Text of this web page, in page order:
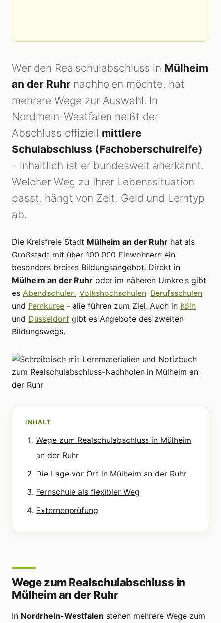
Wer den Realschulabschluss in Mülheim
an der Ruhr nachholen möchte, hat
mehrere Wege zur Auswahl. In
Nordrhein-Westfalen heißt der
Abschluss offiziell mittlere
Schulabschluss (Fachoberschulreife)
- inhaltlich ist er bundesweit anerkannt.
Welcher Weg zu Ihrer Lebenssituation
passt, hängt von Zeit, Geld und Lerntyp
ab.
Die Kreisfreie Stadt Mülheim an der Ruhr hat als
Großstadt mit über 100.000 Einwohnern ein
besonders breites Bildungsangebot. Direkt in
Mülheim an der Ruhr oder im näheren Umkreis gibt
es Abendschulen, Volkshochschulen, Berufsschulen
und Fernkurse - alle führen zum Ziel. Auch in Köln
und Düsseldorf gibt es Angebote des zweiten
Bildungswegs.
INHALT
Wege zum Realschulabschluss in Mülheim
an der Ruhr
Die Lage vor Ort in Mülheim an der Ruhr
Fernschule als flexibler Weg
Externenprüfung
Wege zum Realschulabschluss in
Mülheim an der Ruhr
In Nordrhein-Westfalen stehen mehrere Wege zum